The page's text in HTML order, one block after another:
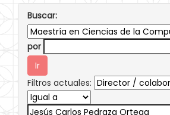
Buscar:
por
Filtros actuales: